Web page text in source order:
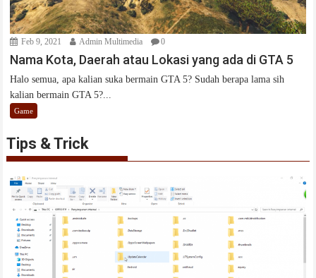
Feb 9, 2021 Admin Multimedia 0
Nama Kota, Daerah atau Lokasi yang ada di GTA 5
Halo semua, apa kalian suka bermain GTA 5? Sudah berapa lama sih
kalian bermain GTA 5?...
Game
Tips & Trick